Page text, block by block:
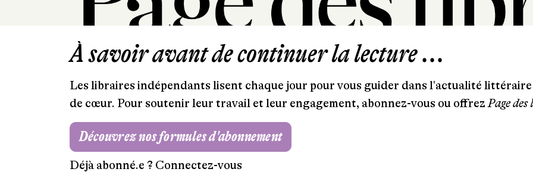
101, rue Saint-Lazare
T. 01 44 41 97 20
Mentions légales RGPD
À savoir avant de continuer la lecture ...
Les libraires indépendants lisent chaque jour pour vous guider dans l'actualité
de cœur. Pour soutenir leur travail et leur engagement, abonnez-vous ou offrezPage
Découvrez nos formules d'abonnement
Déjà abonné.e ? Connectez-vous